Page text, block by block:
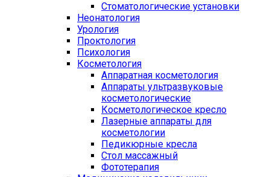
Стоматологические установки
Неонатология
Урология
Проктология
Психология
Косметология
Аппаратная косметология
Аппараты ультразвуковые
косметологические
Косметологическое кресло
Лазерные аппараты для
косметологии
Педикюрные кресла
Стол массажный
Фототерапия